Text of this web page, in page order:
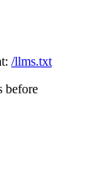
/llms.txt
before